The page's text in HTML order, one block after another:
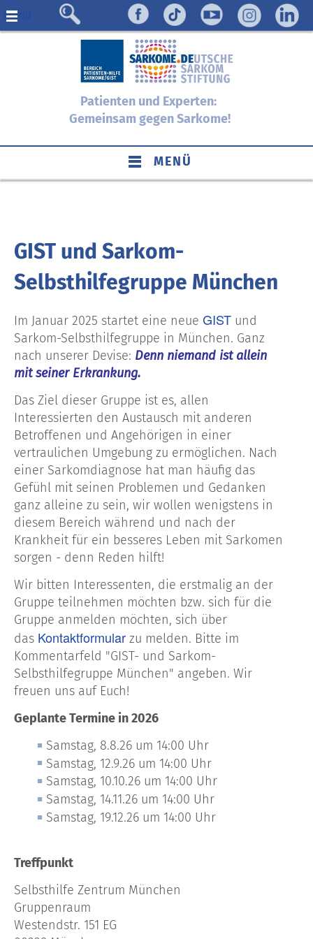
Menü
Patienten und Experten:
Gemeinsam gegen Sarkome!
MENÜ
GIST und Sarkom-
Selbsthilfegruppe München
Im Januar 2025 startet eine neue GIST und
Sarkom-Selbsthilfegruppe in München. Ganz
nach unserer Devise: Denn niemand ist allein
mit seiner Erkrankung.
Das Ziel dieser Gruppe ist es, allen
Interessierten den Austausch mit anderen
Betroffenen und Angehörigen in einer
vertraulichen Umgebung zu ermöglichen. Nach
einer Sarkomdiagnose hat man häufig das
Gefühl mit seinen Problemen und Gedanken
ganz alleine zu sein, wir wollen wenigstens in
diesem Bereich während und nach der
Krankheit für ein besseres Leben mit Sarkomen
sorgen - denn Reden hilft!
Wir bitten Interessenten, die erstmalig an der
Gruppe teilnehmen möchten bzw. sich für die
Gruppe anmelden möchten, sich über
das Kontaktformular zu melden. Bitte im
Kommentarfeld "GIST- und Sarkom-
Selbsthilfegruppe München" angeben. Wir
freuen uns auf Euch!
Geplante Termine in 2026
Samstag, 8.8.26 um 14:00 Uhr
Samstag, 12.9.26 um 14:00 Uhr
Samstag, 10.10.26 um 14:00 Uhr
Samstag, 14.11.26 um 14:00 Uhr
Samstag, 19.12.26 um 14:00 Uhr
Treffpunkt
Selbsthilfe Zentrum München
Gruppenraum
Westendstr. 151 EG